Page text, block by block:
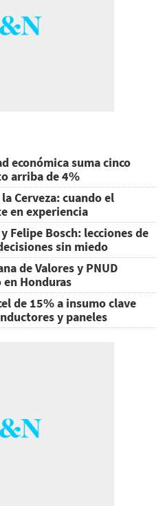
económica suma cinco
arriba de 4%
Cerveza: cuando el
en experiencia
Felipe Bosch: lecciones de
sin miedo
de Valores y PNUD
Honduras
de 15% a insumo clave
y paneles